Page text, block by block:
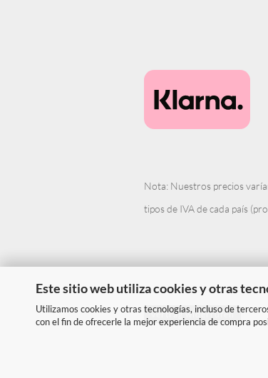
Este sitio web utiliza cookies y otras
Utilizamos cookies y otras tecnologías, incluso de
con el fin de ofrecerle la mejor experiencia de compra
Nota: Nuestros precios
tipos de IVA de cada país
Vertrag widerrufen